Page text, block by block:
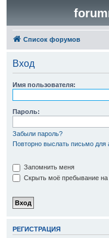
Список форумов
Вход
Имя пользователя:
Пароль:
Забыли пароль?
Повторно выслать письмо для
Запомнить меня
Скрыть моё пребывание на
РЕГИСТРАЦИЯ